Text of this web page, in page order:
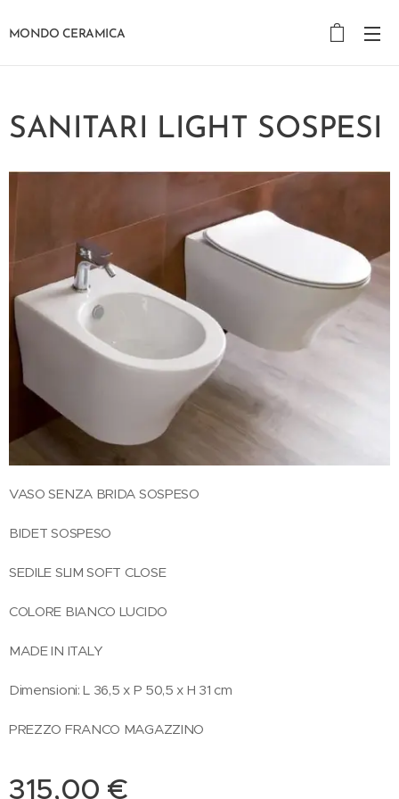
MONDO CERAMICA
SANITARI LIGHT SOSPESI
VASO SENZA BRIDA SOSPESO
BIDET SOSPESO
SEDILE SLIM SOFT CLOSE
COLORE BIANCO LUCIDO
MADE IN ITALY
Dimensioni: L 36,5 x P 50,5 x H 31 cm
PREZZO FRANCO MAGAZZINO
315,00 €